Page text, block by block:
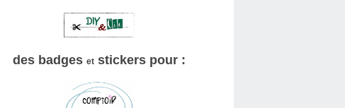
des badges et stickers pour :